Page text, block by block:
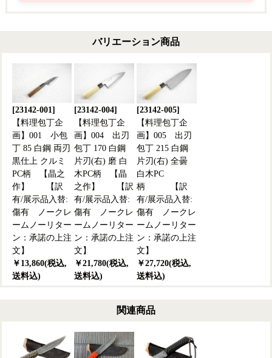
バリエーション商品
[23142-001]
【料理包丁企
画】001 小包
丁 85 白鋼 両刃
黒仕上 クルミ
PC柄 【晶之
作】 【訳
有/展示品入替:
傷有 ノークレ
ームノーリター
ン：承諾の上注
文】
￥13,860(税込,
送料込)
[23142-004]
【料理包丁企
画】004 出刃
包丁 170 白鋼
片刃(右) 磨 白
木PC柄 【晶
之作】 【訳
有/展示品入替:
傷有 ノークレ
ームノーリター
ン：承諾の上注
文】
￥21,780(税込,
送料込)
[23142-005]
【料理包丁企
画】005 出刃
包丁 215 白鋼
片刃(右) 全曇
白木PC
柄 【訳
有/展示品入替:
傷有 ノークレ
ームノーリター
ン：承諾の上注
文】
￥27,720(税込,
送料込)
関連商品